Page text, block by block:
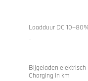
Laadduur DC
-
Bijgeladen elektrisch
Charging in km